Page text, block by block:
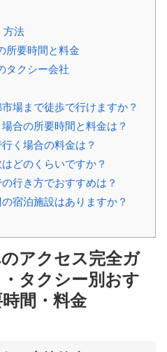
方法
所要時間と料金
タクシー会社
場まで徒歩で行けますか？
合の所要時間と料金は？
く場合の料金は？
どのくらいですか？
行き方でおすすめは？
宿泊施設はありますか？
アクセス完全ガ
タクシー別おす
間・料金